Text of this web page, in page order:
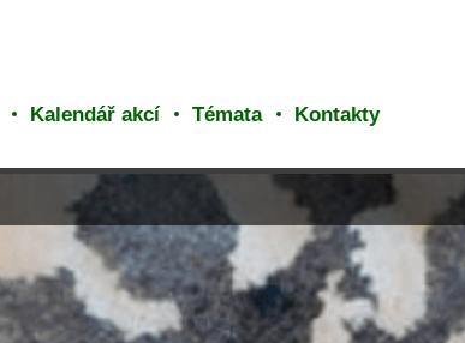
Kalendář akcí Témata Kontakty